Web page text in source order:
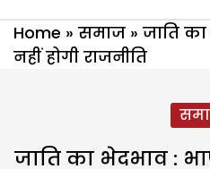
Home » समाज » जाति
नहीं होगी राजनीति
जाति का भेदभाव :